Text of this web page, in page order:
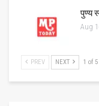
पुण्य
Aug
PREV NEXT 1 of 5